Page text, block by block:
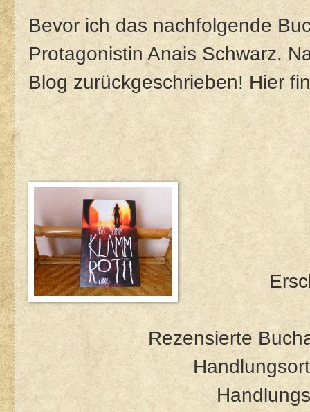
Bevor ich das nachfolgende
Protagonistin Anais Schwarz.
Blog zurückgeschrieben! Hier
Rezensierte